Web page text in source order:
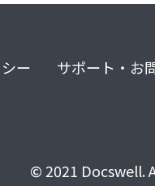
ー サポート・お
© 2021 Docswell.